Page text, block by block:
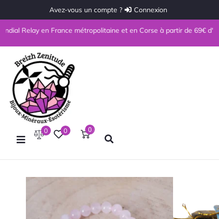
Avez-vous un compte ? Connexion
en France métropolitaine et en Corse à partir de 69€ d'achat.
0 0 0